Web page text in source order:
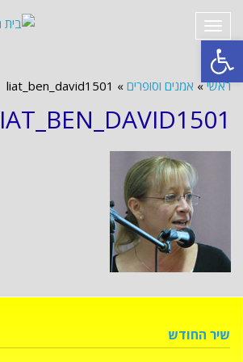
פתח סרגל נגישות
תפריט
ראשי » אמנים וסופרים »
liat_ben_david1501
שיר החודש